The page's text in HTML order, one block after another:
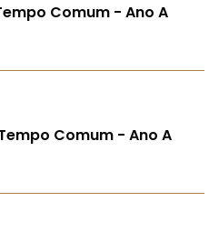
Comum - Ano A
Comum - Ano A